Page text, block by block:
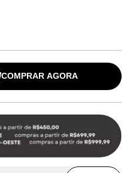
COMPRAR AGORA